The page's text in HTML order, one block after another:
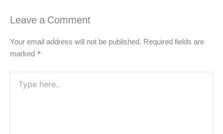
Leave a Comment
Your email address will not be published. Required fields are
marked *
here..